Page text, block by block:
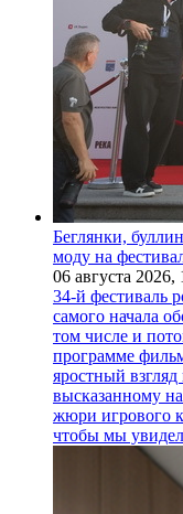
Беглянки,
моду на
06 августа 2026,
34-й фестиваль
самого начала
том числе и
программе
яростный
высказанному
жюри игрового
чтобы мы